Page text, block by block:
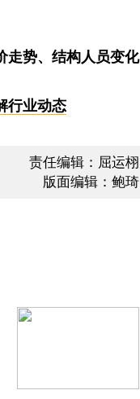
走势、结构人员变化
行业动态
责任编辑：屈运栩
版面编辑：鲍琦